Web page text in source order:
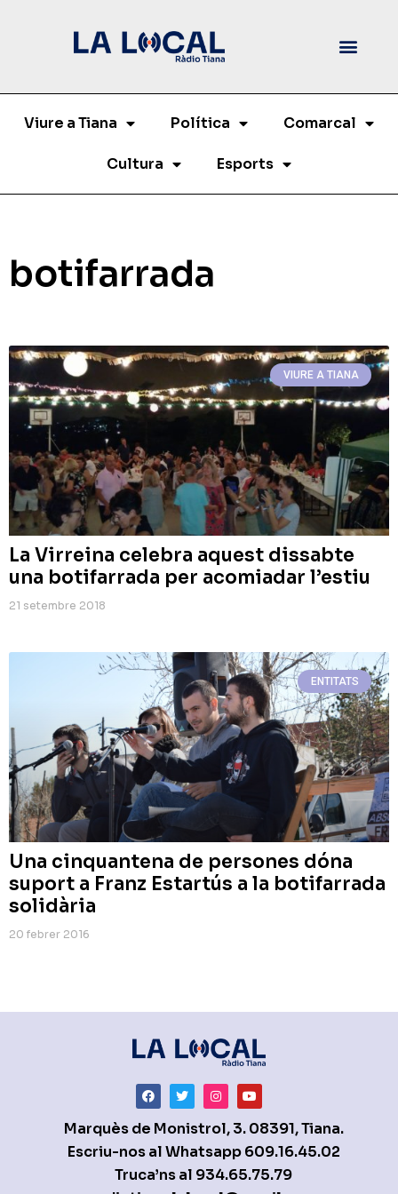
Viure a Tiana Política Comarcal
Cultura Esports
botifarrada
VIURE A TIANA
La Virreina celebra aquest dissabte
una botifarrada per acomiadar l’estiu
21 setembre 2018
ENTITATS
Una cinquantena de persones dóna
suport a Franz Estartús a la botifarrada
solidària
20 febrer 2016
Marquès de Monistrol, 3. 08391, Tiana.
Escriu-nos al Whatsapp609.16.45.02
Truca’ns al 934.65.75.79